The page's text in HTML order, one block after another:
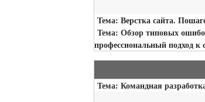
Тема: Верстка сайта.
Тема: Обзор типовых
профессиональный подход
Тема: Командная